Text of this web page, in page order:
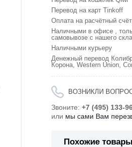
Перевод на карт Tinkoff
Оплата на расчётный
Наличными в офисе ,
самовывозе с нашего
Наличными курьеру
Денежный перевод
Корона, Western Union,
ВОЗНИКЛИ
Звоните: +7 (495) 133-
или мы сами Вам
Похожие товары